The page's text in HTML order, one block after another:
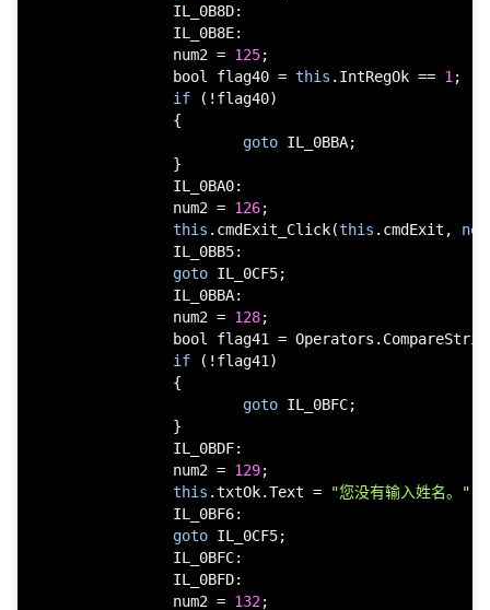
IL_0B8D:
IL_0B8E:
num2 = 125;
bool
flag40 = this .IntRegOk == 1 ;
if (!flag40)
{
goto IL_0BBA;
}
IL_0BA0:
num2 = 126;
this .cmdExit_Click(this .cmdExit, new
IL_0BB5:
goto IL_0CF5;
IL_0BBA:
num2 = 128;
bool
flag41 =
if (!flag41)
{
goto IL_0BFC;
}
IL_0BDF:
num2 = 129;
this .txtOk.Text = "您没有输入姓名。"
IL_0BF6:
goto IL_0CF5;
IL_0BFC:
IL_0BFD:
num2 = 132;